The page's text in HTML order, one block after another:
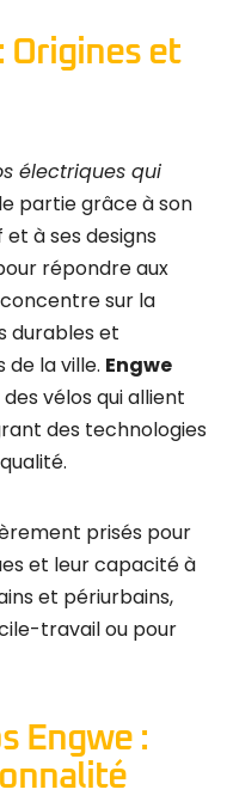
Origines et
électriques qui
partie grâce à son
à ses designs
répondre aux
sur la
durables et
la ville. Engwe
vélos qui allient
des technologies
prisés pour
et leur capacité à
et périurbains,
travail ou pour
Engwe :